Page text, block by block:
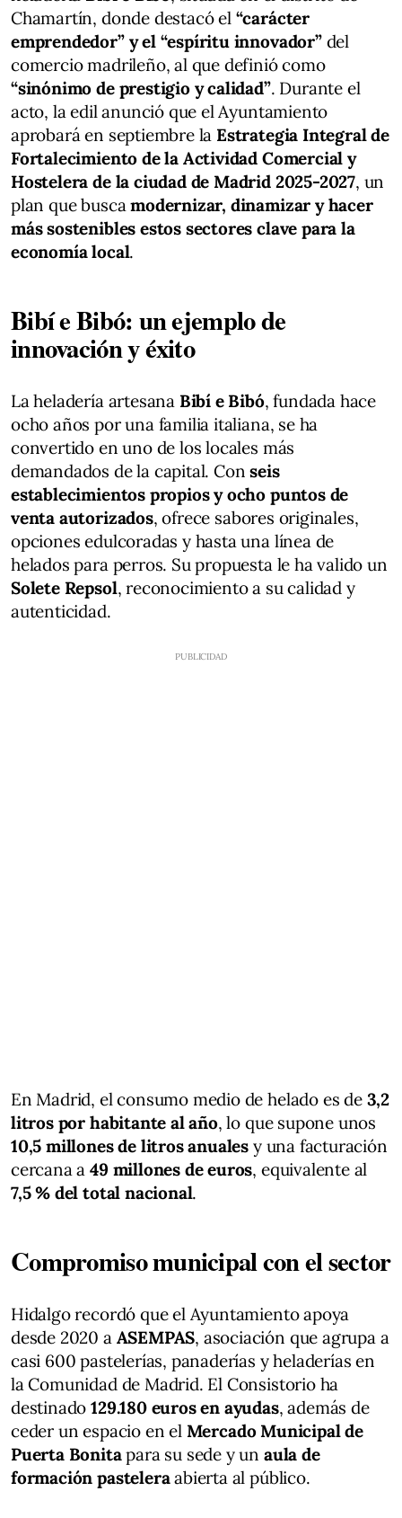
Chamartín, donde destacó el “carácter
emprendedor” y el “espíritu innovador”del
comercio madrileño, al que definió como
“sinónimo de prestigio y calidad”. Durante el
acto, la edil anunció que el Ayuntamiento
aprobará en septiembre la Estrategia Integral de
Fortalecimiento de la Actividad Comercial y
Hostelera de la ciudad de Madrid 2025-2027, un
plan que buscamodernizar, dinamizar y hacer
más sostenibles estos sectores clave para la
economía local.
Bibí e Bibó: un ejemplo de
innovación y éxito
La heladería artesana Bibí e Bibó, fundada hace
ocho años por una familia italiana, se ha
convertido en uno de los locales más
demandados de la capital. Conseis
establecimientos propios y ocho puntos de
venta autorizados, ofrece sabores originales,
opciones edulcoradas y hasta una línea de
helados para perros. Su propuesta le ha valido un
Solete Repsol, reconocimiento a su calidad y
autenticidad.
En Madrid, el consumo medio de helado es de 3,2
litros por habitante al año, lo que supone unos
10,5 millones de litros anuales y una facturación
cercana a49 millones de euros, equivalente al
7,5 % del total nacional.
Compromiso municipal con el sector
Hidalgo recordó que el Ayuntamiento apoya
desde 2020 a ASEMPAS, asociación que agrupa a
casi 600 pastelerías, panaderías y heladerías en
la Comunidad de Madrid. El Consistorio ha
destinado129.180 euros en ayudas, además de
ceder un espacio en el Mercado Municipal de
Puerta Bonitapara su sede y un aula de
formación pasteleraabierta al público.